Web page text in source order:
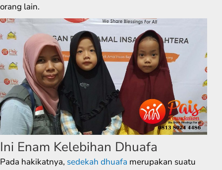
orang lain.
Ini Enam Kelebihan Dhuafa
Pada hakikatnya, sedekah dhuafa merupakan suatu